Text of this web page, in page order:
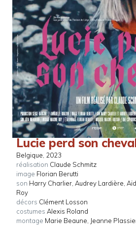
Lucie perd son
Belgique, 2023
réalisation Claude Schmitz
image Florian Berutti
son Harry Charlier, Audrey Lardière,
Roy
décors Clément Losson
costumes Alexis Roland
montage Marie Beaune, Jeanne